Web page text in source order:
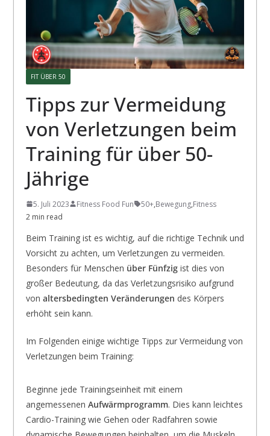
FIT ÜBER 50
Tipps zur Vermeidung
von Verletzungen beim
Training für über 50-
Jährige
5. Juli 2023 Fitness Food Fun 50+,Bewegung,Fitness
2 min read
Beim Training ist es wichtig, auf die richtige Technik und
Vorsicht zu achten, um Verletzungen zu vermeiden.
Besonders für Menschen über Fünfzigist dies von
großer Bedeutung, da das Verletzungsrisiko aufgrund
von altersbedingten Veränderungen des Körpers
erhöht sein kann.
Im Folgenden einige wichtige Tipps zur Vermeidung von
Verletzungen beim Training:
Beginne jede Trainingseinheit mit einem
angemessenen Aufwärmprogramm. Dies kann leichtes
Cardio-Training wie Gehen oder Radfahren sowie